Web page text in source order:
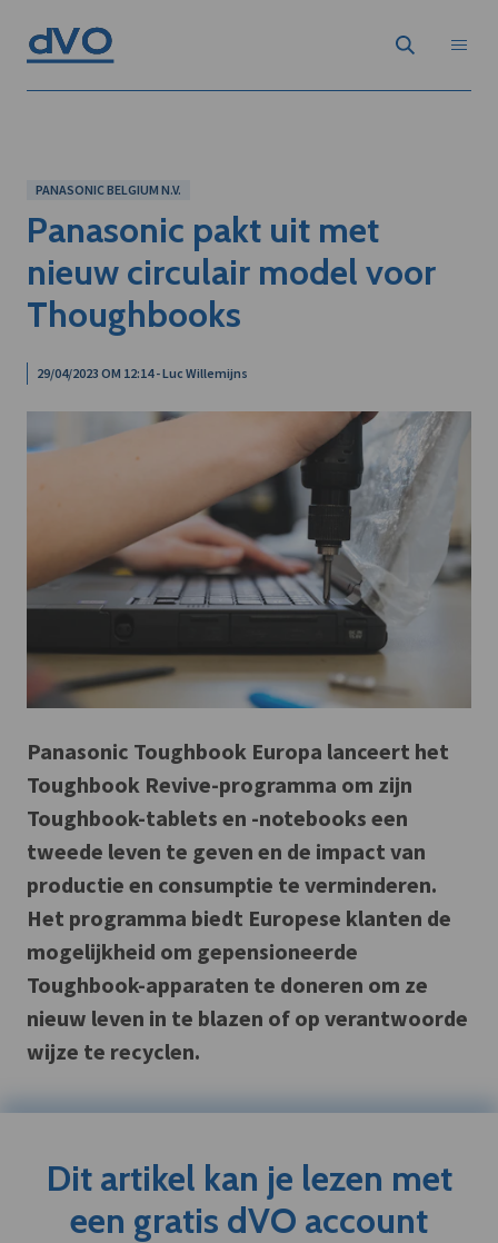
PANASONIC BELGIUM N.V.
Panasonic pakt uit met
nieuw circulair model voor
Thoughbooks
29/04/2023 OM 12:14 - Luc Willemijns
Panasonic Toughbook Europa lanceert het
Toughbook Revive-programma om zijn
Toughbook-tablets en -notebooks een
tweede leven te geven en de impact van
productie en consumptie te verminderen.
Het programma biedt Europese klanten de
mogelijkheid om gepensioneerde
Toughbook-apparaten te doneren om ze
nieuw leven in te blazen of op verantwoorde
wijze te recyclen.
Dit artikel kan je lezen met
een gratis dVO account